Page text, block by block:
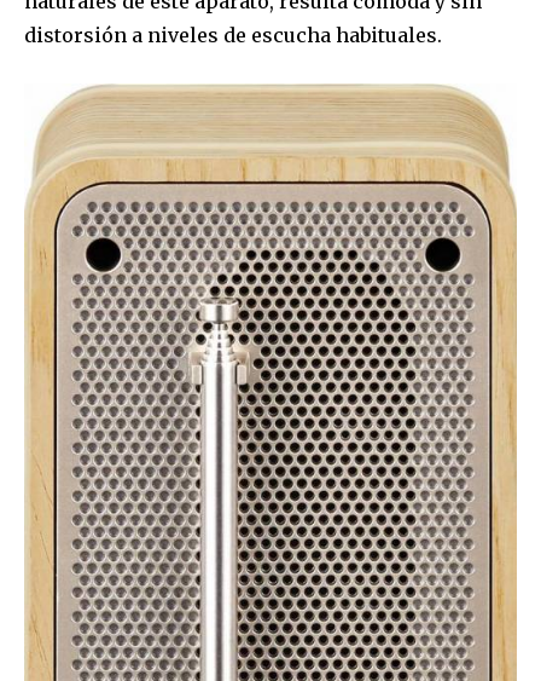
distorsión a niveles de escucha habituales.